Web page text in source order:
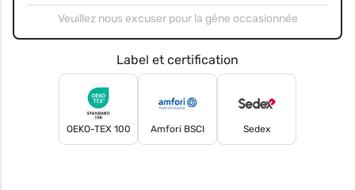
Veuillez nous excuser pour la gêne occasionnée
Label et certification
OEKO-TEX 100 Amfori BSCI Sedex